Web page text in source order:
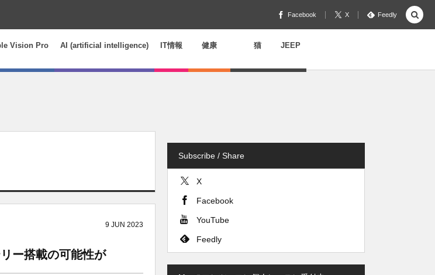
Facebook X Feedly
Vision Pro AI (artificial intelligence) IT情報 健康 猫 JEEP
9 JUN 2023
ー搭載の可能性が
Subscribe / Share
X
Facebook
YouTube
Feedly